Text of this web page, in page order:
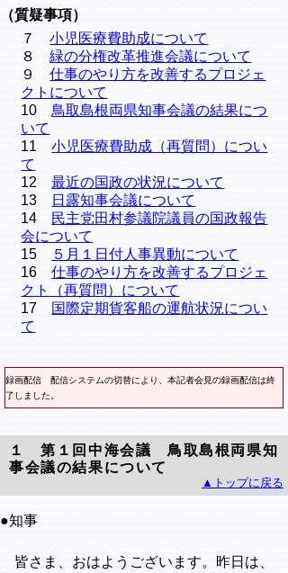
（質疑事項）
７小児医療費助成について
８緑の分権改革推進会議について
９仕事のやり方を改善するプロジェ
クトについて
10 鳥取島根両県知事会議の結果につ
いて
11小児医療費助成（再質問）につい
て
12最近の国政の状況について
13
日露知事会議について
14 民主党田村参議院議員の国政報告
会について
15
５月１日付人事異動について
16仕事のやり方を改善するプロジェ
クト（再質問）について
17 国際定期貨客船の運航状況につい
て
録画配信 配信システムの切替により、本記者会見の録画配信は終
了しました。
１ 第１回中海会議 鳥取島根両県知
事会議の結果について
▲トップに戻る
●知事
皆さま、おはようございます。昨日は、